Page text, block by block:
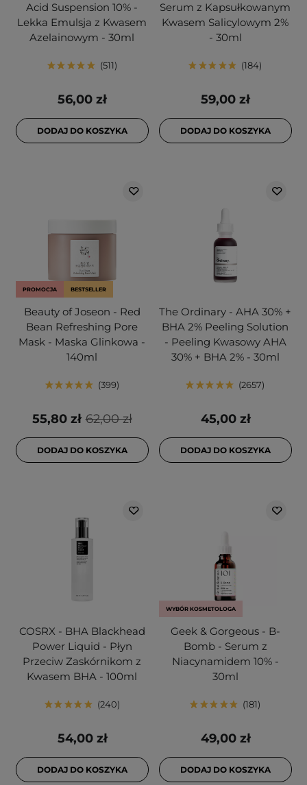
Acid Suspension 10% -
Lekka Emulsja z Kwasem
Azelainowym - 30ml
511
56,00 zł
DODAJ DO KOSZYKA
Serum z Kapsułkowanym
Kwasem Salicylowym 2%
- 30ml
184
59,00 zł
DODAJ DO KOSZYKA
PROMOCJA BESTSELLER
Beauty of Joseon - Red
Bean Refreshing Pore
Mask - Maska Glinkowa -
140ml
399
62,00 zł
55,80 zł
DODAJ DO KOSZYKA
The Ordinary - AHA 30% +
BHA 2% Peeling Solution
- Peeling Kwasowy AHA
30% + BHA 2% - 30ml
2657
45,00 zł
DODAJ DO KOSZYKA
COSRX - BHA Blackhead
Power Liquid - Płyn
Przeciw Zaskórnikom z
Kwasem BHA - 100ml
240
54,00 zł
DODAJ DO KOSZYKA
WYBÓR KOSMETOLOGA
Geek & Gorgeous - B-
Bomb - Serum z
Niacynamidem 10% -
30ml
181
49,00 zł
DODAJ DO KOSZYKA